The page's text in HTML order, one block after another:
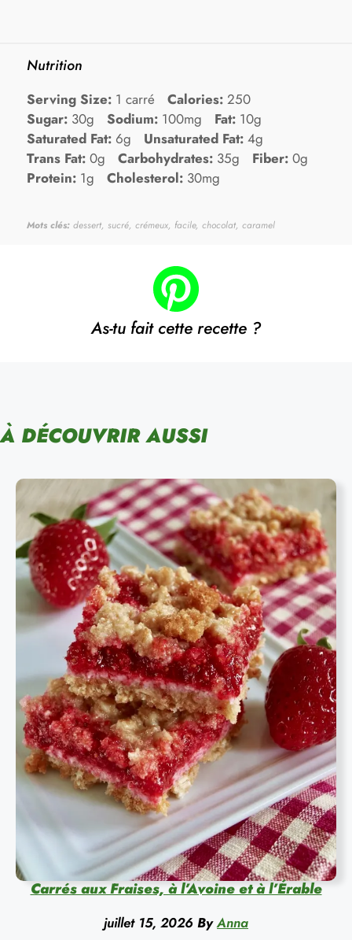
Nutrition
Serving Size: 1 carré Calories: 250
Sugar: 30g Sodium: 100mg Fat: 10g
Saturated Fat: 6g Unsaturated Fat: 4g
Trans Fat: 0g Carbohydrates: 35g Fiber: 0g
Protein: 1g Cholesterol: 30mg
Mots clés: dessert, sucré, crémeux, facile, chocolat, caramel
As-tu fait cette recette ?
À DÉCOUVRIR AUSSI
Carrés aux Fraises, à l’Avoine et à l’Érable
juillet 15, 2026 By Anna